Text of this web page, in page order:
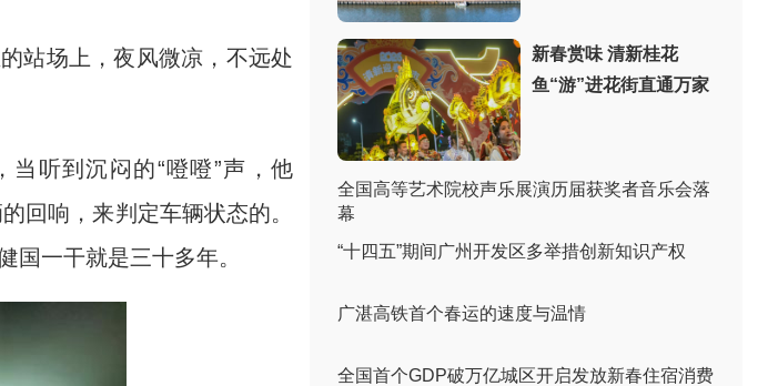
站场上，夜风微凉，不远处
听到沉闷的“噔噔”声，他
回响，来判定车辆状态的。
国一干就是三十多年。
新春赏味 清新桂花
鱼“游”进花街直通万家
全国高等艺术院校声乐展演历届获奖者音乐会落
幕
“十四五”期间广州开发区多举措创新知识产权
广湛高铁首个春运的速度与温情
全国首个GDP破万亿城区开启发放新春住宿消费